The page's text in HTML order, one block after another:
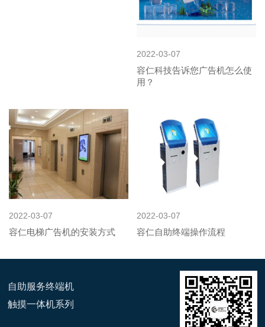
2022-03-07
容仁科技告诉您广告机怎么使
用？
2022-03-07
容仁电梯广告机的安装方式
2022-03-07
容仁自助终端操作流程
自助服务终端机
触摸一体机系列